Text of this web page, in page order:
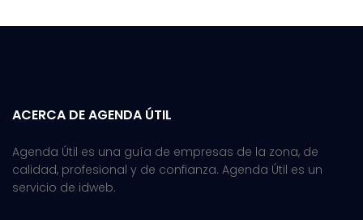
ACERCA DE AGENDA ÚTIL
Agenda Útil es una guía de empresas de la zona, de
calidad, profesional y de confianza. Agenda Útil es un
servicio de idweb.